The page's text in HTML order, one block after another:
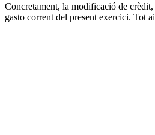
Concretament, la modificació de crèdit,
gasto corrent del present exercici. Tot